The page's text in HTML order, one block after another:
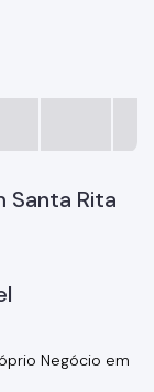
Santa Rita
Negócio em